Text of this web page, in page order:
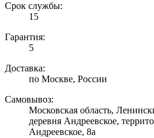
Срок службы:
15
Гарантия:
5
Доставка:
по Москве, России
Самовывоз:
Московская область,
деревня Андреевское,
Андреевское, 8а